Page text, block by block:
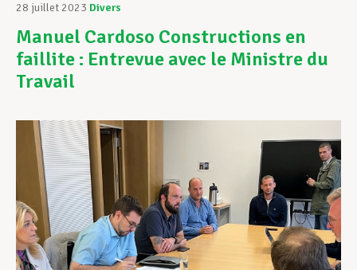
Vos droits
Développement professionnel
Devenir Membre
28 juillet 2023 Divers
Manuel Cardoso Constructions en
faillite : Entrevue avec le Ministre du
Travail